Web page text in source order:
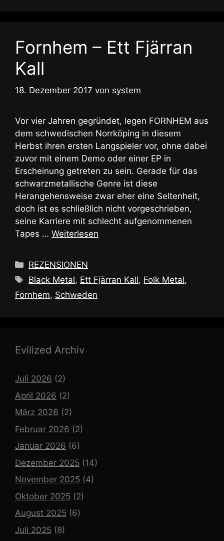
Fornhem – Ett Fjärran
Kall
18. Dezember 2017 von system
Vor vier Jahren gegründet, legen FORNHEM aus
dem schwedischen Norrköping in diesem
Herbst ihren ersten Langspieler vor, ohne dabei
zuvor mit einem Demo oder einer EP in
Erscheinung getreten zu sein. Gerade für das
schwarzmetallische Genre ist diese
Herangehensweise zwar eher eine Seltenheit,
doch ist es schließlich nicht vorgeschrieben,
seine Karriere mit schlecht aufgenommenen
Tapes … Weiterlesen
Kategorien
REZENSIONEN
Schlagwörter
Black Metal, Ett Fjärran Kall, Folk Metal,
Fornhem, Schweden
Evilized Archiv
Juli 2026 (2)
April 2026 (2)
März 2026 (2)
Februar 2026 (2)
Januar 2026 (6)
Dezember 2025 (14)
November 2025 (4)
Oktober 2025 (2)
August 2025 (6)
Juli 2025 (8)